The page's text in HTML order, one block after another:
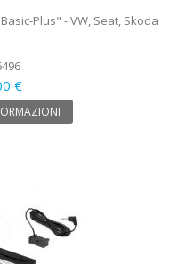
Plus" - VW, Seat, Skoda
€